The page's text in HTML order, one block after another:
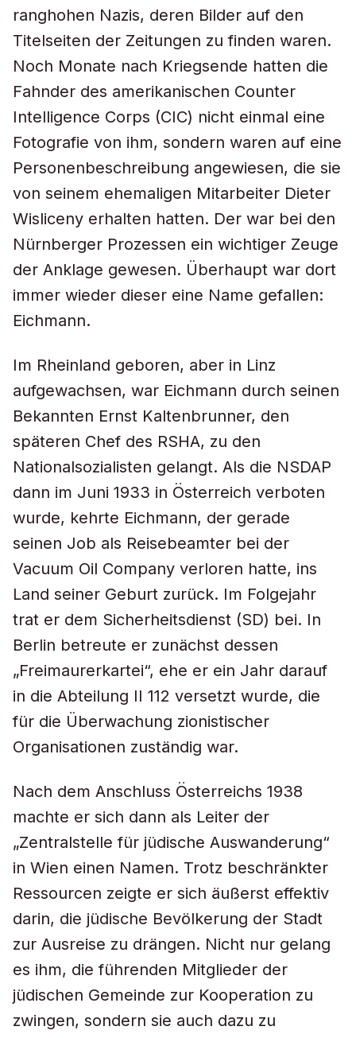
ranghohen Nazis, deren Bilder auf den
Titelseiten der Zeitungen zu finden waren.
Noch Monate nach Kriegsende hatten die
Fahnder des amerikanischen Counter
Intelligence Corps (CIC) nicht einmal eine
Fotografie von ihm, sondern waren auf eine
Personenbeschreibung angewiesen, die sie
von seinem ehemaligen Mitarbeiter Dieter
Wisliceny erhalten hatten. Der war bei den
Nürnberger Prozessen ein wichtiger Zeuge
der Anklage gewesen. Überhaupt war dort
immer wieder dieser eine Name gefallen:
Eichmann.
Im Rheinland geboren, aber in Linz
aufgewachsen, war Eichmann durch seinen
Bekannten Ernst Kaltenbrunner, den
späteren Chef des RSHA, zu den
Nationalsozialisten gelangt. Als die NSDAP
dann im Juni 1933 in Österreich verboten
wurde, kehrte Eichmann, der gerade
seinen Job als Reisebeamter bei der
Vacuum Oil Company verloren hatte, ins
Land seiner Geburt zurück. Im Folgejahr
trat er dem Sicherheitsdienst (SD) bei. In
Berlin betreute er zunächst dessen
„Freimaurerkartei“, ehe er ein Jahr darauf
in die Abteilung II 112 versetzt wurde, die
für die Überwachung zionistischer
Organisationen zuständig war.
Nach dem Anschluss Österreichs 1938
machte er sich dann als Leiter der
„Zentralstelle für jüdische Auswanderung“
in Wien einen Namen. Trotz beschränkter
Ressourcen zeigte er sich äußerst effektiv
darin, die jüdische Bevölkerung der Stadt
zur Ausreise zu drängen. Nicht nur gelang
es ihm, die führenden Mitglieder der
jüdischen Gemeinde zur Kooperation zu
zwingen, sondern sie auch dazu zu